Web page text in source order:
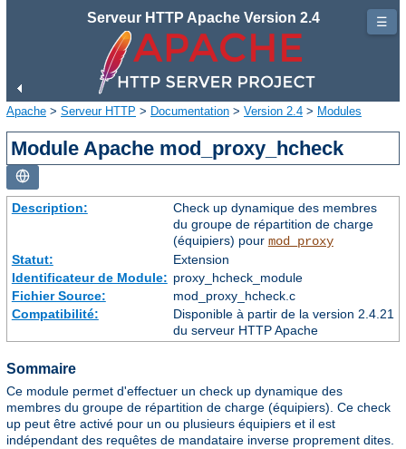
Serveur HTTP Apache Version 2.4
Apache > Serveur HTTP > Documentation > Version 2.4 > Modules
Module Apache mod_proxy_hcheck
Description:
Check up dynamique des membres
du groupe de répartition de charge
(équipiers) pour mod_proxy
Statut:
Extension
Identificateur de Module: proxy_hcheck_module
Fichier Source:
mod_proxy_hcheck.c
Compatibilité:
Disponible à partir de la version 2.4.21
du serveur HTTP Apache
Sommaire
Ce module permet d'effectuer un check up dynamique des
membres du groupe de répartition de charge (équipiers). Ce check
up peut être activé pour un ou plusieurs équipiers et il est
indépendant des requêtes de mandataire inverse proprement dites.
☰